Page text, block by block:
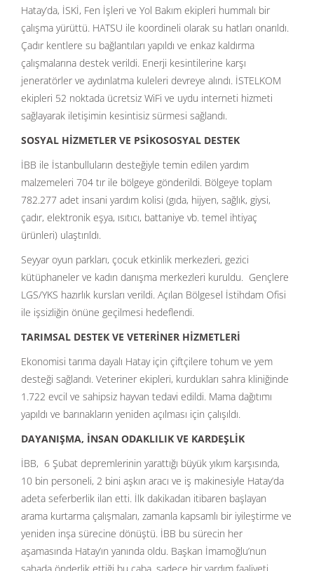
Hatay’da, İSKİ, Fen İşleri ve Yol Bakım ekipleri hummalı bir
çalışma yürüttü. HATSU ile koordineli olarak su hatları onarıldı.
Çadır kentlere su bağlantıları yapıldı ve enkaz kaldırma
çalışmalarına destek verildi. Enerji kesintilerine karşı
jeneratörler ve aydınlatma kuleleri devreye alındı. İSTELKOM
ekipleri 52 noktada ücretsiz WiFi ve uydu interneti hizmeti
sağlayarak iletişimin kesintisiz sürmesi sağlandı.
SOSYAL HİZMETLER VE PSİKOSOSYAL DESTEK
İBB ile İstanbulluların desteğiyle temin edilen yardım
malzemeleri 704 tır ile bölgeye gönderildi. Bölgeye toplam
782.277 adet insani yardım kolisi (gıda, hijyen, sağlık, giysi,
çadır, elektronik eşya, ısıtıcı, battaniye vb. temel ihtiyaç
ürünleri) ulaştırıldı.
Seyyar oyun parkları, çocuk etkinlik merkezleri, gezici
kütüphaneler ve kadın danışma merkezleri kuruldu. Gençlere
LGS/YKS hazırlık kursları verildi. Açılan Bölgesel İstihdam Ofisi
ile işsizliğin önüne geçilmesi hedeflendi.
TARIMSAL DESTEK VE VETERİNER HİZMETLERİ
Ekonomisi tarıma dayalı Hatay için çiftçilere tohum ve yem
desteği sağlandı. Veteriner ekipleri, kurdukları sahra kliniğinde
1.722 evcil ve sahipsiz hayvan tedavi edildi. Mama dağıtımı
yapıldı ve barınakların yeniden açılması için çalışıldı.
DAYANIŞMA, İNSAN ODAKLILIK VE KARDEŞLİK
İBB, 6 Şubat depremlerinin yarattığı büyük yıkım karşısında,
10 bin personeli, 2 bini aşkın aracı ve iş makinesiyle Hatay’da
adeta seferberlik ilan etti. İlk dakikadan itibaren başlayan
arama kurtarma çalışmaları, zamanla kapsamlı bir iyileştirme ve
yeniden inşa sürecine dönüştü. İBB bu sürecin her
aşamasında Hatay’ın yanında oldu. Başkan İmamoğlu’nun